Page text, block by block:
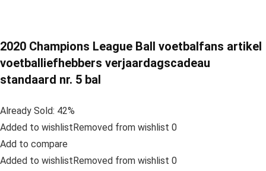
2020 Champions League Ball voetbalfans artikel
voetballiefhebbers verjaardagscadeau
standaard nr. 5 bal
Already Sold: 42%
Added to wishlistRemoved from wishlist 0
Add to compare
Added to wishlistRemoved from wishlist 0